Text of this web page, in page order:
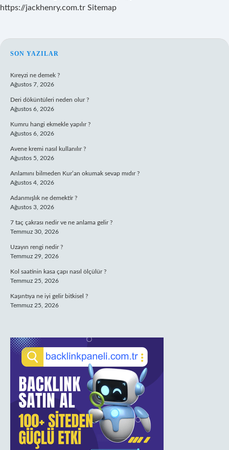
https://jackhenry.com.tr Sitemap
SIDEBAR
SON YAZILAR
Kıreyzi ne demek ?
Ağustos 7, 2026
Deri döküntüleri neden olur ?
Ağustos 6, 2026
Kumru hangi ekmekle yapılır ?
Ağustos 6, 2026
Avene kremi nasıl kullanılır ?
Ağustos 5, 2026
Anlamını bilmeden Kur’an okumak sevap mıdır ?
Ağustos 4, 2026
Adanmışlık ne demektir ?
Ağustos 3, 2026
7 taç çakrası nedir ve ne anlama gelir ?
Temmuz 30, 2026
Uzayın rengi nedir ?
Temmuz 29, 2026
Kol saatinin kasa çapı nasıl ölçülür ?
Temmuz 25, 2026
Kaşıntıya ne iyi gelir bitkisel ?
Temmuz 25, 2026